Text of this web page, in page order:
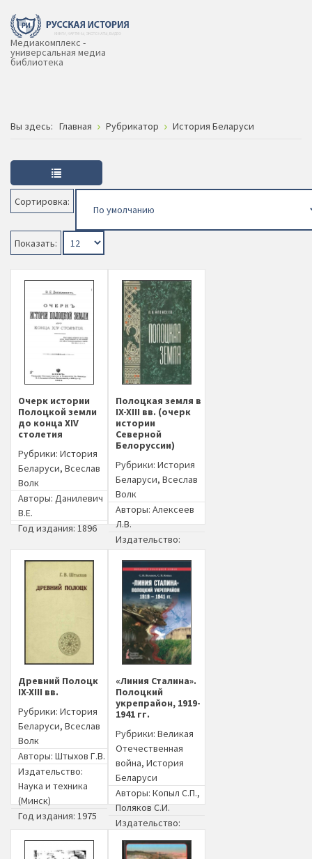
Медиакомплекс -
универсальная медиа
библиотека
Вы здесь: Главная Рубрикатор История Беларуси
Сортировка:
Показать:
Очерк истории
Полоцкой земли
до конца XIV
столетия
Рубрики: История
Беларуси, Всеслав
Волк
Авторы: Данилевич
В.Е.
Год издания: 1896
Полоцкая земля в
IX-XIII вв. (очерк
истории
Северной
Белоруссии)
Рубрики: История
Беларуси, Всеслав
Волк
Авторы: Алексеев
Л.В.
Издательство:
Наука (Москва)
Год издания: 1966
Древний Полоцк
IX-XIII вв.
Рубрики: История
Беларуси, Всеслав
Волк
Авторы: Штыхов Г.В.
Издательство:
Наука и техника
(Минск)
Год издания: 1975
«Линия Сталина».
Полоцкий
укрепрайон, 1919-
1941 гг.
Рубрики: Великая
Отечественная
война, История
Беларуси
Авторы: Копыл С.П.,
Поляков С.И.
Издательство:
Полоцкое книжное
издательство